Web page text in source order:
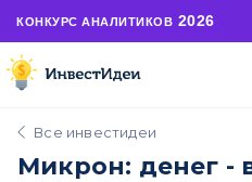
КОНКУРС АНАЛИТИКОВ 2026
Все инвестидеи
Микрон: денег -